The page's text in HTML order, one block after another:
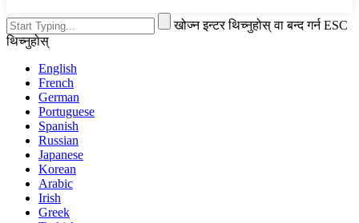
खोज्न इन्टर थिच्नुहोस् वा बन्द गर्न ESC
थिच्नुहोस्
English
French
German
Portuguese
Spanish
Russian
Japanese
Korean
Arabic
Irish
Greek